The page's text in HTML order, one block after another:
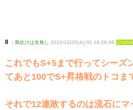
8 : 風吹けば名無し 2022/12/20(火) 01:18:28.09
これでもS+5まで行ってシーズ
てあと100でS+昇格戦のトコま
それで12連敗するのは流石に